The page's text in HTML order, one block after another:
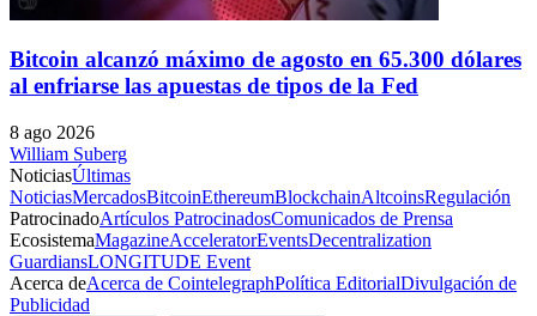
Bitcoin alcanzó máximo de agosto en 65.300 dólares
al enfriarse las apuestas de tipos de la Fed
8 ago 2026
William Suberg
NoticiasÚltimas
NoticiasMercadosBitcoinEthereumBlockchainAltcoinsRegulación
PatrocinadoArtículos PatrocinadosComunicados de Prensa
EcosistemaMagazineAcceleratorEventsDecentralization
GuardiansLONGITUDE Event
Acerca deAcerca de CointelegraphPolítica EditorialDivulgación de
Publicidad